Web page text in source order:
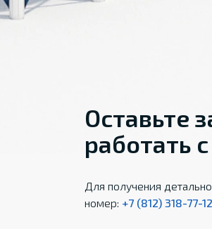
Оставьте
работать
Для получения
номер: +7 (812) 318-77-12